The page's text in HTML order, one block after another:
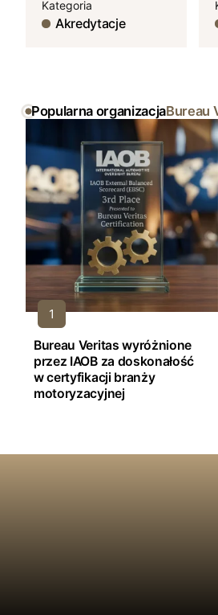
Kategoria
Akredytacje
Popularna organizacjaBureau
Bureau Veritas wyróżnione
przez IAOB za doskonałość
w certyfikacji branży
motoryzacyjnej